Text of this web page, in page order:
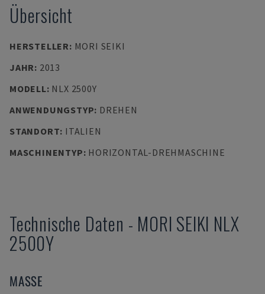
Übersicht
HERSTELLER: MORI SEIKI
JAHR: 2013
MODELL: NLX 2500Y
ANWENDUNGSTYP: DREHEN
STANDORT: ITALIEN
MASCHINENTYP: HORIZONTAL-DREHMASCHINE
Technische Daten - MORI SEIKI NLX
2500Y
MASSE